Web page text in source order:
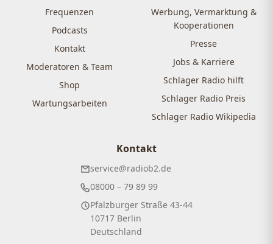
Frequenzen
Podcasts
Kontakt
Moderatoren & Team
Shop
Wartungsarbeiten
Werbung, Vermarktung &
Kooperationen
Presse
Jobs & Karriere
Schlager Radio hilft
Schlager Radio Preis
Schlager Radio Wikipedia
Kontakt
service@radiob2.de
08000 – 79 89 99
Pfalzburger Straße 43-44
10717 Berlin
Deutschland